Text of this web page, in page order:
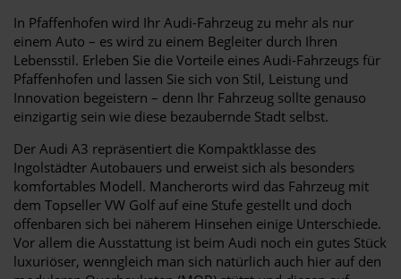
In Pfaffenhofen wird Ihr Audi-Fahrzeug zu mehr als nur
einem Auto – es wird zu einem Begleiter durch Ihren
Lebensstil. Erleben Sie die Vorteile eines Audi-Fahrzeugs für
Pfaffenhofen und lassen Sie sich von Stil, Leistung und
Innovation begeistern – denn Ihr Fahrzeug sollte genauso
einzigartig sein wie diese bezaubernde Stadt selbst.
Der Audi A3 repräsentiert die Kompaktklasse des
Ingolstädter Autobauers und erweist sich als besonders
komfortables Modell. Mancherorts wird das Fahrzeug mit
dem Topseller VW Golf auf eine Stufe gestellt und doch
offenbaren sich bei näherem Hinsehen einige Unterschiede.
Vor allem die Ausstattung ist beim Audi noch ein gutes Stück
luxuriöser, wenngleich man sich natürlich auch hier auf den